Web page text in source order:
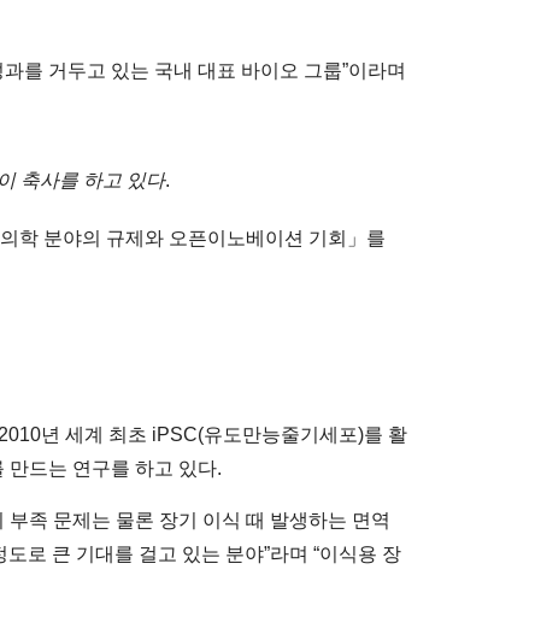
를 거두고 있는 국내 대표 바이오 그룹”이라며
축사를 하고 있다.
학 분야의 규제와 오픈이노베이션 기회」를
년 세계 최초 iPSC(유도만능줄기세포)를 활
만드는 연구를 하고 있다.
족 문제는 물론 장기 이식 때 발생하는 면역
로 큰 기대를 걸고 있는 분야”라며 “이식용 장